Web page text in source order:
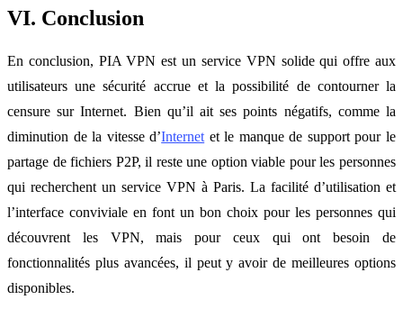
VI. Conclusion
En conclusion, PIA VPN est un service VPN solide qui offre aux
utilisateurs une sécurité accrue et la possibilité de contourner la
censure sur Internet. Bien qu’il ait ses points négatifs, comme la
diminution de la vitesse d’Internet et le manque de support pour le
partage de fichiers P2P, il reste une option viable pour les personnes
qui recherchent un service VPN à Paris. La facilité d’utilisation et
l’interface conviviale en font un bon choix pour les personnes qui
découvrent les VPN, mais pour ceux qui ont besoin de
fonctionnalités plus avancées, il peut y avoir de meilleures options
disponibles.